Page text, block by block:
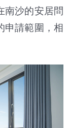
南沙的安居問
申請範圍，相